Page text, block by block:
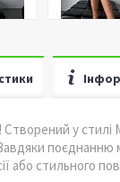
у стилі
поєднанню
або стильного